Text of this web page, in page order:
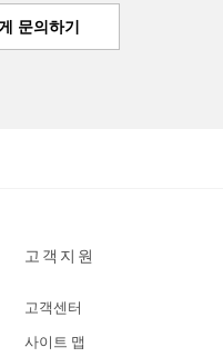
문의하기
고객지원
고객센터
사이트 맵